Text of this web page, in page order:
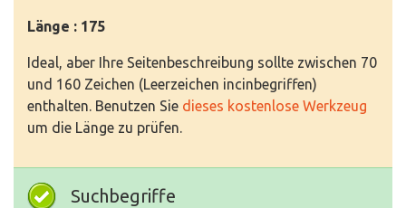
Länge : 175
Ideal, aber Ihre Seitenbeschreibung sollte zwischen 70
und 160 Zeichen (Leerzeichen incinbegriffen)
enthalten. Benutzen Sie dieses kostenlose Werkzeug
um die Länge zu prüfen.
Suchbegriffe